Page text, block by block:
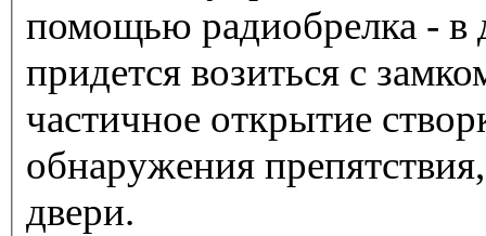
помощью радиобрелка - в
придется возиться с
частичное открытие
обнаружения
двери.